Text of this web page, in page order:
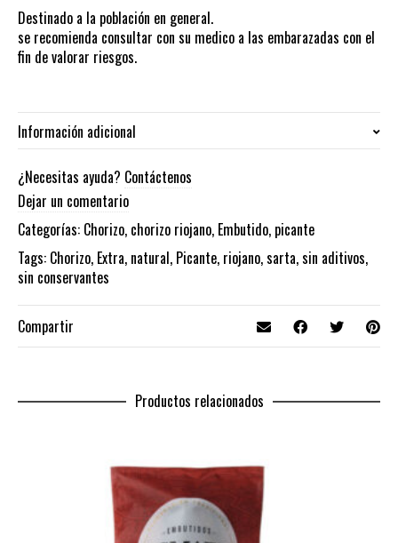
Destinado a la población en general.
se recomienda consultar con su medico a las embarazadas con el
fin de valorar riesgos.
Información adicional
Peso
Peso
¿Necesitas ayuda? Contáctenos
Dejar un comentario
Categorías: Chorizo, chorizo riojano, Embutido, picante
Tags: Chorizo, Extra, natural, Picante, riojano,sarta,sin aditivos,
sin conservantes
Compartir
Productos relacionados